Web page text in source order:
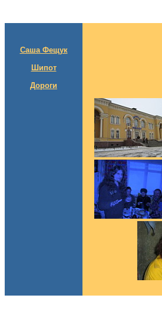
Саша Фещук
Шипот
Дороги